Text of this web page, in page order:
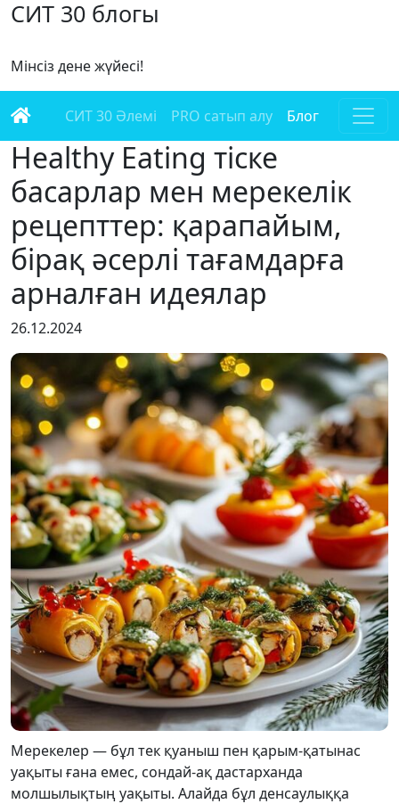
СИТ 30 блогы
Мінсіз дене жүйесі!
СИТ 30 Әлемі PRO сатып алу Блог
Healthy Eating тіске
басарлар мен мерекелік
рецепттер: қарапайым,
бірақ әсерлі тағамдарға
арналған идеялар
26.12.2024
Мерекелер — бұл тек қуаныш пен қарым-қатынас
уақыты ғана емес, сондай-ақ дастарханда
молшылықтың уақыты. Алайда бұл денсаулыққа